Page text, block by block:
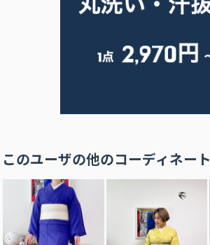
このユーザの他のコーディネート